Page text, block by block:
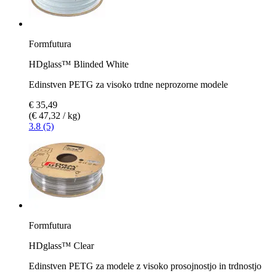
Formfutura
HDglass™ Blinded White
Edinstven PETG za visoko trdne neprozorne modele
€ 35,49
(€ 47,32 / kg)
3.8 (5)
Formfutura
HDglass™ Clear
Edinstven PETG za modele z visoko prosojnostjo in trdnostjo